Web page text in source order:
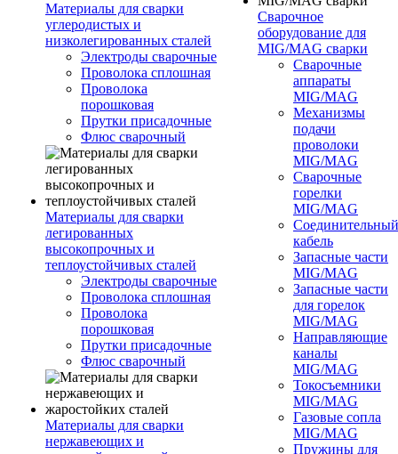
Материалы для сварки
углеродистых и
низколегированных сталей
Электроды сварочные
Проволока сплошная
Проволока
порошковая
Прутки присадочные
Флюс сварочный
Материалы для сварки
легированных
высокопрочных и
теплоустойчивых сталей
Электроды сварочные
Проволока сплошная
Проволока
порошковая
Прутки присадочные
Флюс сварочный
Материалы для сварки
нержавеющих и
Сварочное
оборудование для
MIG/MAG сварки
Сварочные
аппараты
MIG/MAG
Механизмы
подачи
проволоки
MIG/MAG
Сварочные
горелки
MIG/MAG
Соединительный
кабель
Запасные части
MIG/MAG
Запасные части
для горелок
MIG/MAG
Направляющие
каналы
MIG/MAG
Токосъемники
MIG/MAG
Газовые сопла
MIG/MAG
Пружины для